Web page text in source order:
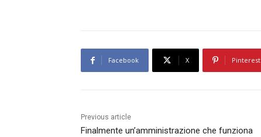
Facebook X Pinterest
Previous article
Finalmente un’amministrazione che funziona